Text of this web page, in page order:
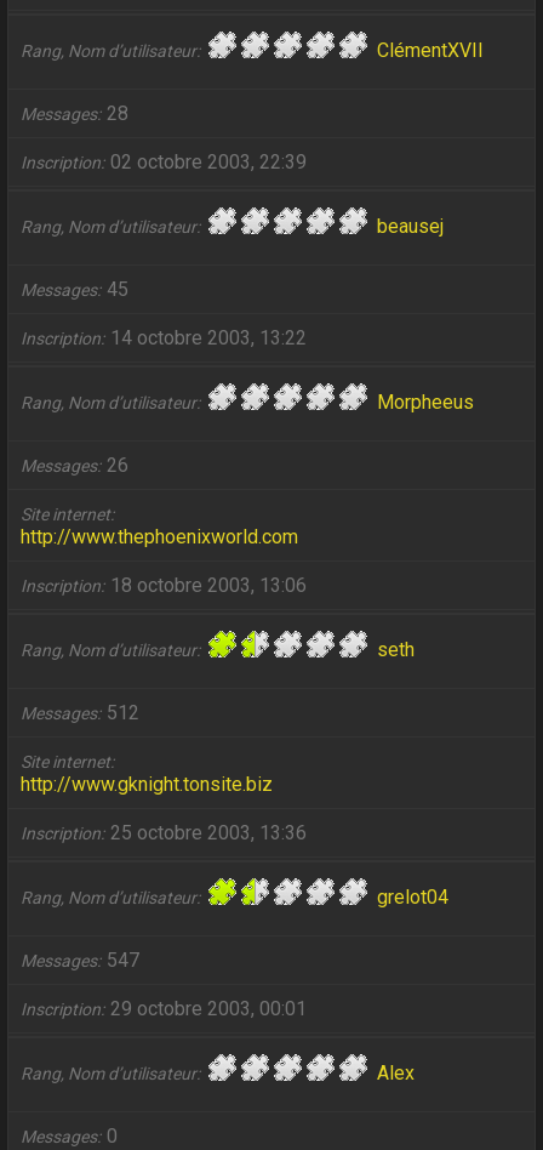
Rang, Nom d’utilisateur ClémentXVII
Messages 28
Inscription 02 octobre 2003, 22:39
Rang, Nom d’utilisateur beausej
Messages 45
Inscription 14 octobre 2003, 13:22
Rang, Nom d’utilisateur Morpheeus
Messages 26
Site internet
http://www.thephoenixworld.com
Inscription 18 octobre 2003, 13:06
Rang, Nom d’utilisateur seth
Messages 512
Site internet
http://www.gknight.tonsite.biz
Inscription 25 octobre 2003, 13:36
Rang, Nom d’utilisateur grelot04
Messages 547
Inscription 29 octobre 2003, 00:01
Rang, Nom d’utilisateur Alex
Messages 0